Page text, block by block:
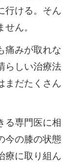
行ける。そん
ん。
痛みが取れな
らしい治療法
まだたくさん
る専門医に相
今の膝の状態
療に取り組ん